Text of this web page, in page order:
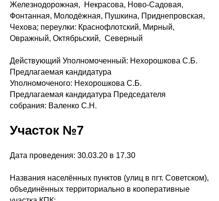
Железнодорожная, Некрасова, Ново-Садовая,
Фонтанная, Молодёжная, Пушкина, Приднепровская,
Чехова; переулки: Краснофлотский, Мирный,
Овражный, Октябрьский, Северный
Действующий Уполномоченный: Нехорошкова С.Б.
Предлагаемая кандидатура
Уполномоченого: Нехорошкова С.Б.
Предлагаемая кандидатура Председателя
собрания: Валенко С.Н.
Участок №7
Дата проведения: 30.03.20 в 17.30
Названия населённых пунктов (улиц в пгт. Советском),
объединённых территориально в кооперативные